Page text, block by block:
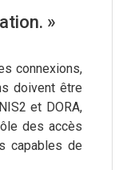
»
connexions,
doivent être
et DORA,
des accès
capables de